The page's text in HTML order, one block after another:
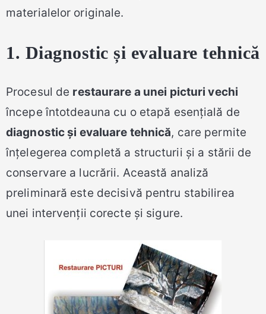
materialelor originale.
1. Diagnostic și evaluare tehnică
Procesul de restaurare a unei picturi vechi
începe întotdeauna cu o etapă esențială de
diagnostic și evaluare tehnică, care permite
înțelegerea completă a structurii și a stării de
conservare a lucrării. Această analiză
preliminară este decisivă pentru stabilirea
unei intervenții corecte și sigure.